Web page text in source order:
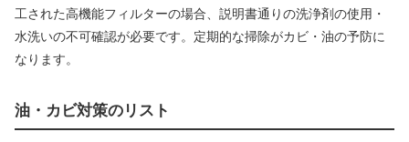
工された高機能フィルターの場合、説明書通りの洗浄剤の使用・
水洗いの不可確認が必要です。定期的な掃除がカビ・油の予防に
なります。
油・カビ対策のリスト